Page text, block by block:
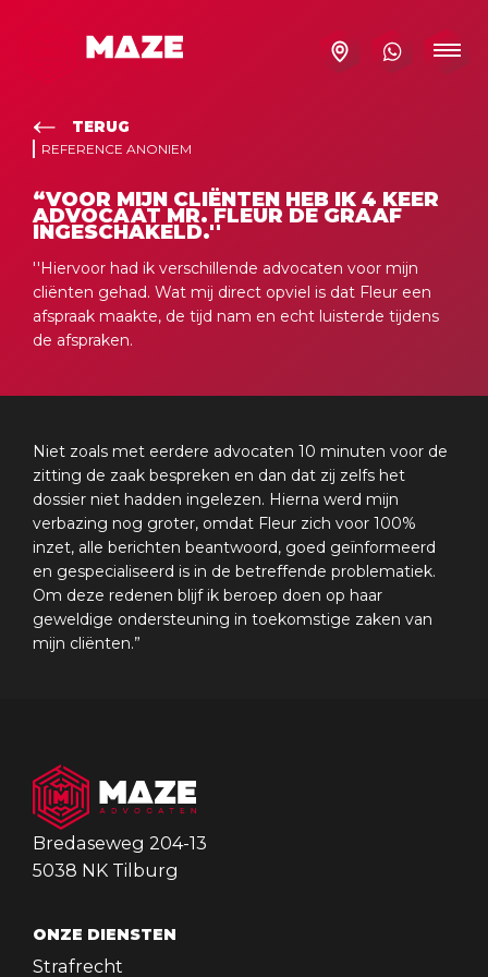
TERUG
REFERENCE ANONIEM
“VOOR MIJN CLIËNTEN HEB IK 4 KEER
ADVOCAAT MR. FLEUR DE GRAAF
INGESCHAKELD.''
''Hiervoor had ik verschillende advocaten voor mijn
cliënten gehad. Wat mij direct opviel is dat Fleur een
afspraak maakte, de tijd nam en echt luisterde tijdens
de afspraken.
Niet zoals met eerdere advocaten 10 minuten voor de
zitting de zaak bespreken en dan dat zij zelfs het
dossier niet hadden ingelezen. Hierna werd mijn
verbazing nog groter, omdat Fleur zich voor 100%
inzet, alle berichten beantwoord, goed geïnformeerd
en gespecialiseerd is in de betreffende problematiek.
Om deze redenen blijf ik beroep doen op haar
geweldige ondersteuning in toekomstige zaken van
mijn cliënten.”
Bredaseweg 204-13
5038 NK Tilburg
ONZE DIENSTEN
Strafrecht